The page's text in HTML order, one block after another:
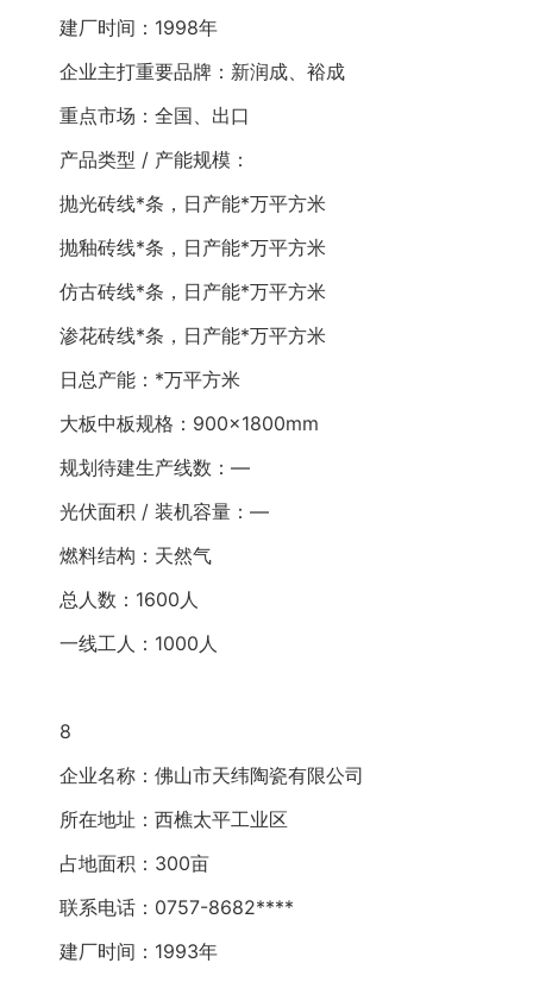
建厂时间：1998年
企业主打重要品牌：新润成、裕成
重点市场：全国、出口
产品类型 / 产能规模：
抛光砖线*条，日产能*万平方米
抛釉砖线*条，日产能*万平方米
仿古砖线*条，日产能*万平方米
渗花砖线*条，日产能*万平方米
日总产能：*万平方米
大板中板规格：900×1800mm
规划待建生产线数：—
光伏面积 / 装机容量：—
燃料结构：天然气
总人数：1600人
一线工人：1000人
8
企业名称：佛山市天纬陶瓷有限公司
所在地址：西樵太平工业区
占地面积：300亩
联系电话：0757-8682****
建厂时间：1993年